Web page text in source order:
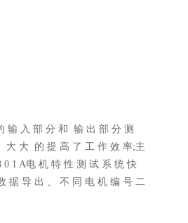
输 入 部 分 和 输 出 部 分 测
大 大 的 提 高 了 工 作 效 率;主
1 A电 机 特 性 测 试 系 统 快
据 导 出 、 不 同 电 机 编 号 二